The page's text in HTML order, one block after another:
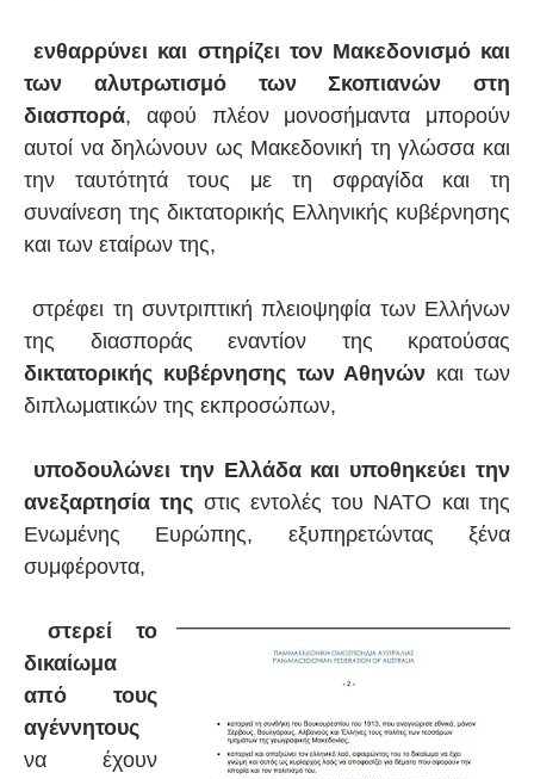
ενθαρρύνει και στηρίζει τον Μακεδονισμό και
των αλυτρωτισμό των Σκοπιανών στη
διασπορά, αφού πλέον μονοσήμαντα μπορούν
αυτοί να δηλώνουν ως Μακεδονική τη γλώσσα και
την ταυτότητά τους με τη σφραγίδα και τη
συναίνεση της δικτατορικής Ελληνικής κυβέρνησης
και των εταίρων της,
στρέφει τη συντριπτική πλειοψηφία των Ελλήνων
της διασποράς εναντίον της κρατούσας
δικτατορικής κυβέρνησης των Αθηνών και των
διπλωματικών της εκπροσώπων,
υποδουλώνει την Ελλάδα και υποθηκεύει την
ανεξαρτησία της στις εντολές του ΝΑΤΟ και της
Ενωμένης Ευρώπης, εξυπηρετώντας ξένα
συμφέροντα,
στερεί το
δικαίωμα
από τους
αγέννητους
να έχουν